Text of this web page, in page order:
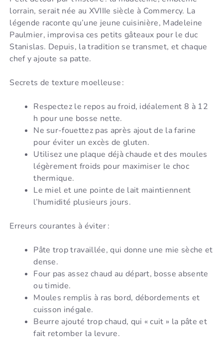
lorrain, serait née au XVIIIe siècle à Commercy. La
légende raconte qu’une jeune cuisinière, Madeleine
Paulmier, improvisa ces petits gâteaux pour le duc
Stanislas. Depuis, la tradition se transmet, et chaque
chef y ajoute sa patte.
Secrets de texture moelleuse :
Respectez le repos au froid, idéalement 8 à 12
h pour une bosse nette.
Ne sur-fouettez pas après ajout de la farine
pour éviter un excès de gluten.
Utilisez une plaque déjà chaude et des moules
légèrement froids pour maximiser le choc
thermique.
Le miel et une pointe de lait maintiennent
l’humidité plusieurs jours.
Erreurs courantes à éviter :
Pâte trop travaillée, qui donne une mie sèche et
dense.
Four pas assez chaud au départ, bosse absente
ou timide.
Moules remplis à ras bord, débordements et
cuisson inégale.
Beurre ajouté trop chaud, qui « cuit » la pâte et
fait retomber la levure.